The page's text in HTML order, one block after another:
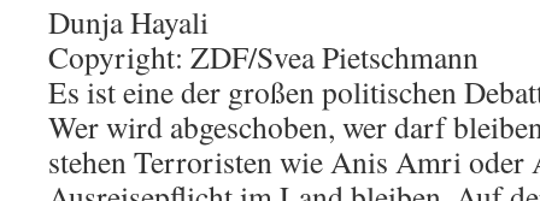
Dunja Hayali
Copyright: ZDF/Svea Pietschmann
Es ist eine der großen politischen
Wer wird abgeschoben, wer darf
stehen Terroristen wie Anis Amri oder